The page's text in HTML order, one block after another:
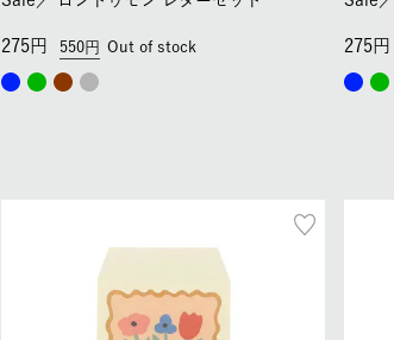
550
275 Out of stock 275